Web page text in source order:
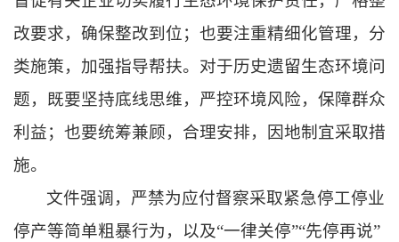
改要求，确保整改到位；也要注重精细化管理，分
类施策，加强指导帮扶。对于历史遗留生态环境问
题，既要坚持底线思维，严控环境风险，保障群众
利益；也要统筹兼顾，合理安排，因地制宜采取措
施。
文件强调，严禁为应付督察采取紧急停工停业
停产等简单粗暴行为，以及“一律关停”“先停再说”